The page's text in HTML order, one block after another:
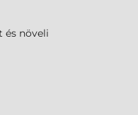
és növeli